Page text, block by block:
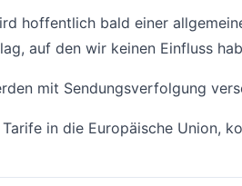
hoffentlich bald einer
auf den wir keinen Einfluss
mit Sendungsverfolgung
in die Europäische Union,